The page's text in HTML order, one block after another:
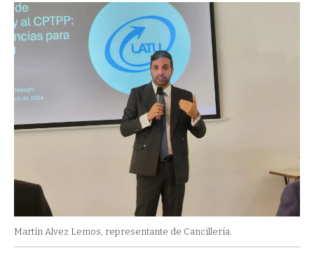
Martín Alvez Lemos, representante de Cancillería.